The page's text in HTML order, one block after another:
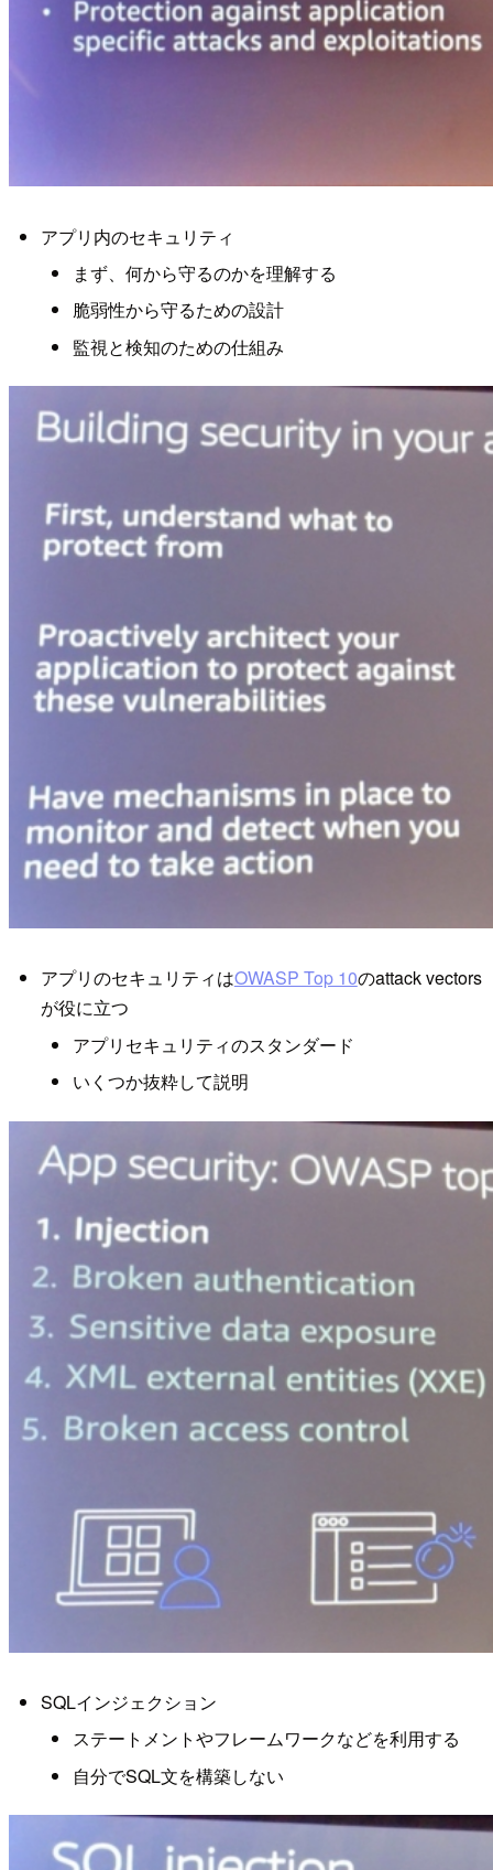
アプリ内のセキュリティ
まず、何から守るのかを理解する
脆弱性から守るための設計
監視と検知のための仕組み
アプリのセキュリティはOWASP Top 10のattack vectors
が役に立つ
アプリセキュリティのスタンダード
いくつか抜粋して説明
SQLインジェクション
ステートメントやフレームワークなどを利用する
自分でSQL文を構築しない